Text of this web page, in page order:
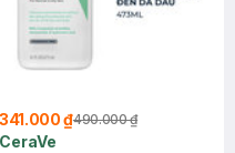
341.000 ₫490.000 ₫
CeraVe